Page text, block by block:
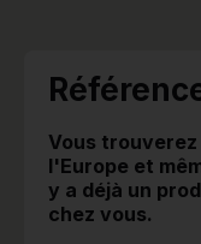
Vous
l'Europe et
y a déjà un
chez vous.